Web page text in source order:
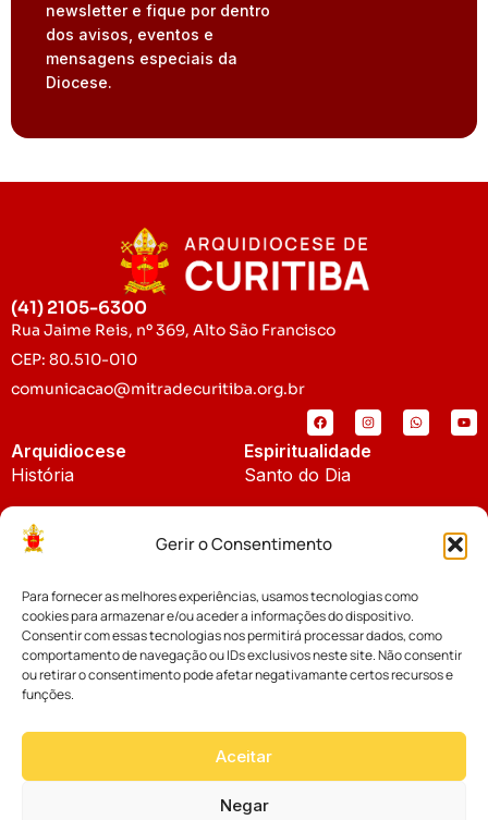
Gerir o Consentimento
Para fornecer as melhores experiências, usamos tecnologias como
cookies para armazenar e/ou aceder a informações do dispositivo.
Consentir com essas tecnologias nos permitirá processar dados, como
comportamento de navegação ou IDs exclusivos neste site. Não consentir
ou retirar o consentimento pode afetar negativamante certos recursos e
funções.
Aceitar
Negar
newsletter e fique por dentro
dos avisos, eventos e
mensagens especiais da
Diocese.
(41) 2105-6300
Rua Jaime Reis, nº 369, Alto São Francisco
CEP: 80.510-010
comunicacao@mitradecuritiba.org.br
Arquidiocese
História
Padroeira
Espiritualidade
Santo do Dia
Notícias
Notícias da Arquidiocese
Notícias Cáritas
Palavra dos Bispos
Cúria Diocesana
Fundo Diocesano
Vicariatos da Educação
Eventos